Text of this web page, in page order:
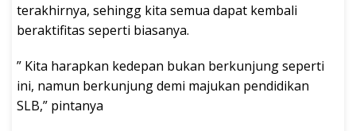
terakhirnya, sehingg kita semua dapat kembali
beraktifitas seperti biasanya.
” Kita harapkan kedepan bukan berkunjung seperti
ini, namun berkunjung demi majukan pendidikan
SLB,” pintanya